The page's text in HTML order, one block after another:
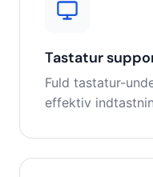
Tastatur
Fuld tastatur-
effektiv